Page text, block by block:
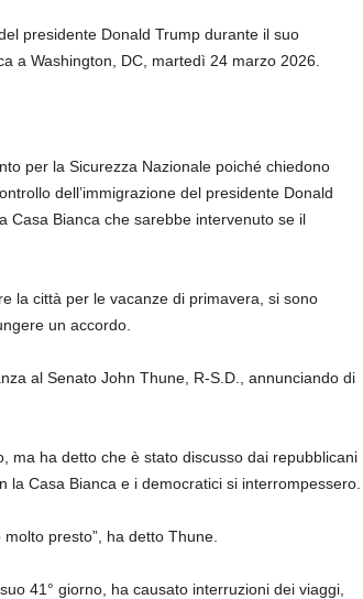
presidente Donald Trump durante il suo
a Washington, DC, martedì 24 marzo 2026.
per la Sicurezza Nazionale poiché chiedono
dell’immigrazione del presidente Donald
Casa Bianca che sarebbe intervenuto se il
la città per le vacanze di primavera, si sono
un accordo.
al Senato John Thune, R-S.D., annunciando di
ma ha detto che è stato discusso dai repubblicani
Casa Bianca e i democratici si interrompessero.
presto”, ha detto Thune.
41° giorno, ha causato interruzioni dei viaggi,